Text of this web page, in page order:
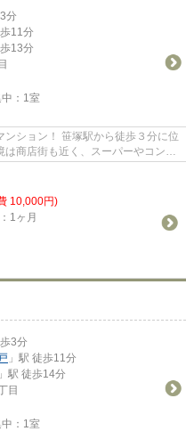
分
11分
13分
： 1室
ション！ 笹塚駅から徒歩３分に位
商店街も近く、スーパーやコンビ
10,000円)
1ヶ月
3分
」駅 徒歩11分
」駅 徒歩14分
目
： 1室